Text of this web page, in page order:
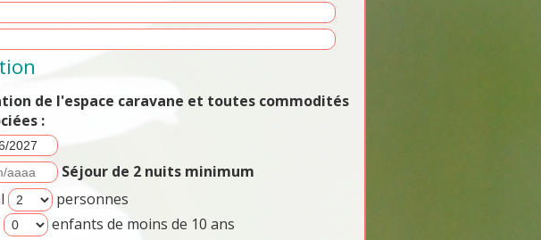
de l'espace caravane et toutes commodités
:
Séjour de 2 nuits minimum
personnes
enfants de moins de 10 ans